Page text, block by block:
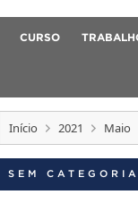
CURSO
Início 2021 Maio
SEM CATEGORIA